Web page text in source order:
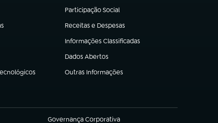
Participação Social
(abre em nova aba)
Receitas e Despesas
(abre em nova aba)
Informações Classificadas
(abre em nova aba)
Dados Abertos
(abre em nova aba)
Outras Informações
(abre em nova aba)
Governança Corporativa